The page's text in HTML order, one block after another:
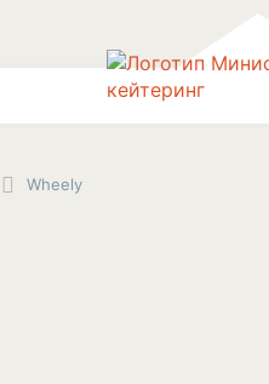
Wheely